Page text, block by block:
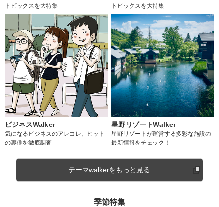
トピックスを大特集
トピックスを大特集
ビジネスWalker
気になるビジネスのアレコレ、ヒット
の裏側を徹底調査
星野リゾートWalker
星野リゾートが運営する多彩な施設の
最新情報をチェック！
テーマwalkerをもっと見る
季節特集